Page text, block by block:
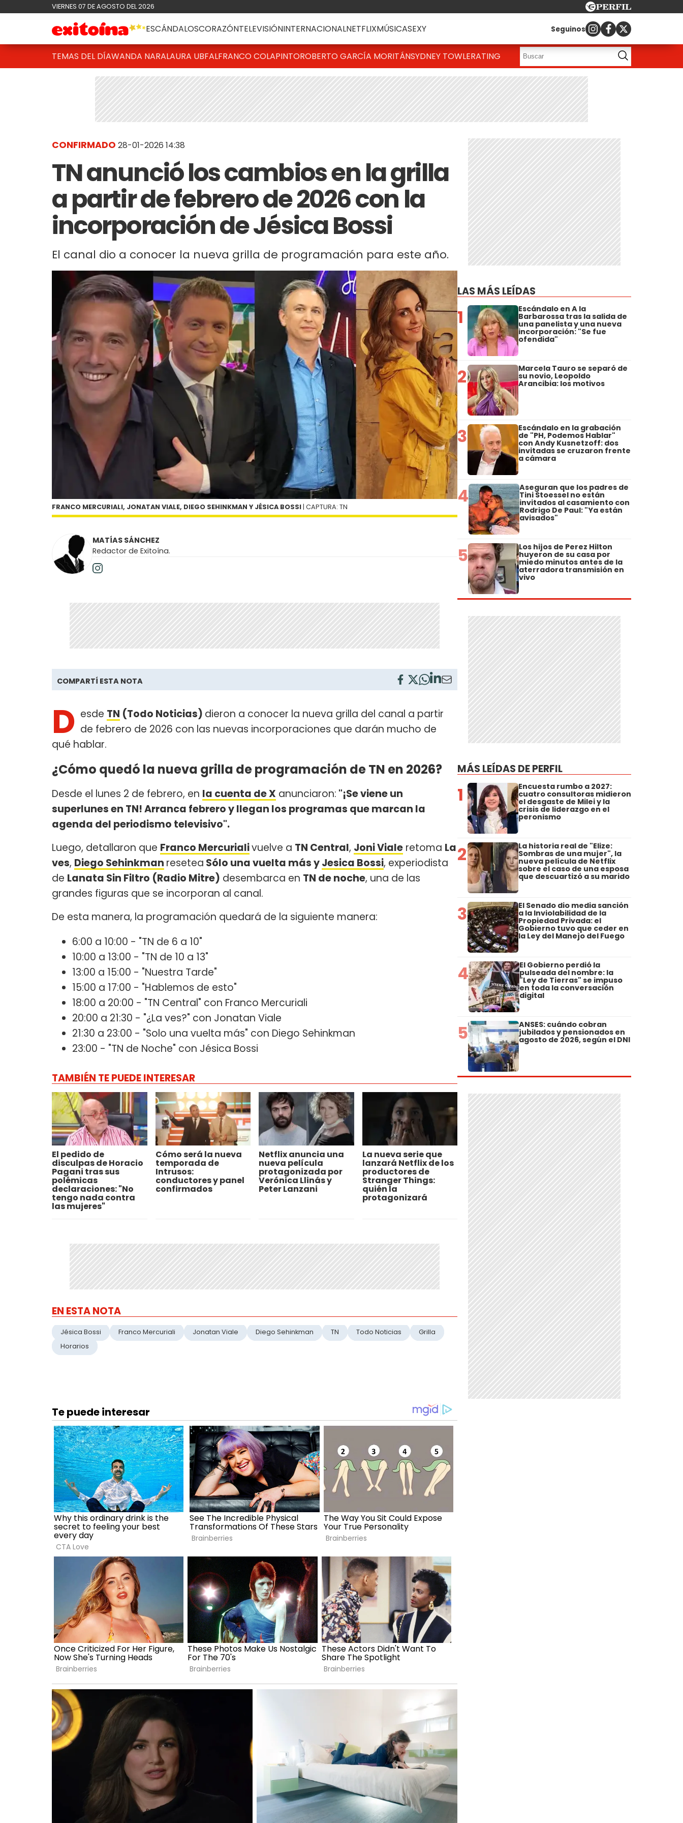
VIERNES 07 DE AGOSTO DEL 2026
ESCÁNDALOSCORAZÓNTELEVISIÓNINTERNACIONALNETFLIXMÚSICASEXY Seguinos
TEMAS DEL DÍAWANDA NARALAURA UBFALFRANCO COLAPINTOROBERTO GARCÍA MORITÁNSYDNEY TOWLERATING
CONFIRMADO 28-01-2026 14:38
TN anunció los cambios en la grilla
a partir de febrero de 2026 con la
incorporación de Jésica Bossi
El canal dio a conocer la nueva grilla de programación para este año.
FRANCO MERCURIALI, JONATAN VIALE, DIEGO SEHINKMAN Y JÉSICA BOSSI | CAPTURA: TN
MATÍAS SÁNCHEZ
Redactor de Exitoína.
COMPARTÍ ESTA NOTA
D esde TN (Todo Noticias) dieron a conocer la nueva grilla del canal a partir
de febrero de 2026 con las nuevas incorporaciones que darán mucho de
qué hablar.
¿Cómo quedó la nueva grilla de programación de TN en 2026?
Desde el lunes 2 de febrero, en la cuenta de X anunciaron: "¡Se viene un
superlunes en TN! Arranca febrero y llegan los programas que marcan la
agenda del periodismo televisivo".
Luego, detallaron que Franco Mercurialivuelve a TN Central, Joni Viale retoma La
ves, Diego Sehinkman resetea Sólo una vuelta más yJesica Bossi, experiodista
de Lanata Sin Filtro (Radio Mitre) desembarca en TN de noche, una de las
grandes figuras que se incorporan al canal.
De esta manera, la programación quedará de la siguiente manera:
6:00 a 10:00 - "TN de 6 a 10"
10:00 a 13:00 - "TN de 10 a 13"
13:00 a 15:00 - "Nuestra Tarde"
15:00 a 17:00 - "Hablemos de esto"
18:00 a 20:00 - "TN Central" con Franco Mercuriali
20:00 a 21:30 - "¿La ves?" con Jonatan Viale
21:30 a 23:00 - "Solo una vuelta más" con Diego Sehinkman
23:00 - "TN de Noche" con Jésica Bossi
TAMBIÉN TE PUEDE INTERESAR
El pedido de
disculpas de Horacio
Pagani tras sus
polémicas
declaraciones: "No
tengo nada contra
las mujeres"
Cómo será la nueva
temporada de
Intrusos:
conductores y panel
confirmados
Netflix anuncia una
nueva película
protagonizada por
Verónica Llinás y
Peter Lanzani
La nueva serie que
lanzará Netflix de los
productores de
Stranger Things:
quién la
protagonizará
EN ESTA NOTA
Jésica Bossi Franco Mercuriali Jonatan Viale Diego Sehinkman TN Todo Noticias
Grilla
Horarios
LAS MÁS LEÍDAS
1 Escándalo en A la
Barbarossa tras la salida de
una panelista y una nueva
incorporación: "Se fue
ofendida"
2 Marcela Tauro se separó de
su novio, Leopoldo
Arancibia: los motivos
3 Escándalo en la grabación
de "PH, Podemos Hablar"
con Andy Kusnetzoff: dos
invitadas se cruzaron frente
a cámara
4 Aseguran que los padres de
Tini Stoessel no están
invitados al casamiento con
Rodrigo De Paul: "Ya están
avisados"
5 Los hijos de Perez Hilton
huyeron de su casa por
miedo minutos antes de la
aterradora transmisión en
vivo
MÁS LEÍDAS DE PERFIL
1 Encuesta rumbo a 2027:
cuatro consultoras midieron
el desgaste de Milei y la
crisis de liderazgo en el
peronismo
2 La historia real de "Elize:
Sombras de una mujer", la
nueva película de Netflix
sobre el caso de una esposa
que descuartizó a su marido
3 El Senado dio media sanción
a la Inviolabilidad de la
Propiedad Privada: el
Gobierno tuvo que ceder en
la Ley del Manejo del Fuego
4 El Gobierno perdió la
pulseada del nombre: la
"Ley de Tierras" se impuso
en toda la conversación
digital
5 ANSES: cuándo cobran
jubilados y pensionados en
agosto de 2026, según el DNI